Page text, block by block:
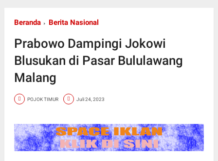
Beranda Berita Nasional
Prabowo Dampingi Jokowi
Blusukan di Pasar Bululawang
Malang
POJOK TIMUR Juli 24, 2023